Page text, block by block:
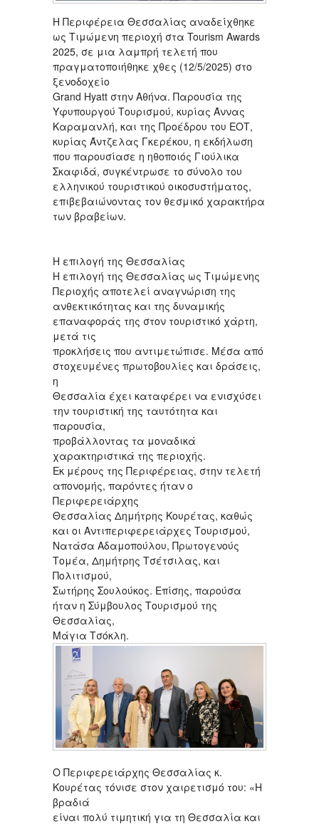
Η Περιφέρεια Θεσσαλίας αναδείχθηκε
ως Τιμώμενη περιοχή στα Tourism Awards
2025, σε μια λαμπρή τελετή που
πραγματοποιήθηκε χθες (12/5/2025) στο
ξενοδοχείο
Grand Hyatt στην Αθήνα. Παρουσία της
Υφυπουργού Τουρισμού, κυρίας Άννας
Καραμανλή, και της Προέδρου του ΕΟΤ,
κυρίας Άντζελας Γκερέκου, η εκδήλωση
που παρουσίασε η ηθοποιός Γιούλικα
Σκαφιδά, συγκέντρωσε το σύνολο του
ελληνικού τουριστικού οικοσυστήματος,
επιβεβαιώνοντας τον θεσμικό χαρακτήρα
των βραβείων.
Η επιλογή της Θεσσαλίας
Η επιλογή της Θεσσαλίας ως Τιμώμενης
Περιοχής αποτελεί αναγνώριση της
ανθεκτικότητας και της δυναμικής
επαναφοράς της στον τουριστικό χάρτη,
μετά τις
προκλήσεις που αντιμετώπισε. Μέσα από
στοχευμένες πρωτοβουλίες και δράσεις,
η
Θεσσαλία έχει καταφέρει να ενισχύσει
την τουριστική της ταυτότητα και
παρουσία,
προβάλλοντας τα μοναδικά
χαρακτηριστικά της περιοχής.
Εκ μέρους της Περιφέρειας, στην τελετή
απονομής, παρόντες ήταν ο
Περιφερειάρχης
Θεσσαλίας Δημήτρης Κουρέτας, καθώς
και οι Αντιπεριφερειάρχες Τουρισμού,
Νατάσα Αδαμοπούλου, Πρωτογενούς
Τομέα, Δημήτρης Τσέτσιλας, και
Πολιτισμού,
Σωτήρης Σουλούκος. Επίσης, παρούσα
ήταν η Σύμβουλος Τουρισμού της
Θεσσαλίας,
Μάγια Τσόκλη.
Ο Περιφερειάρχης Θεσσαλίας κ.
Κουρέτας τόνισε στον χαιρετισμό του: «Η
βραδιά
είναι πολύ τιμητική για τη Θεσσαλία και